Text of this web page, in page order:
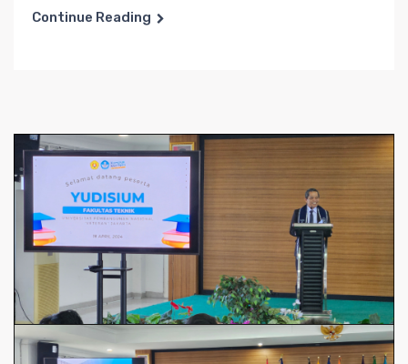
Continue Reading